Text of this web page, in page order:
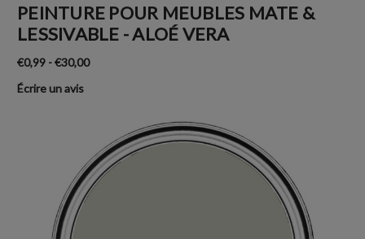
PEINTURE POUR MEUBLES MATE &
LESSIVABLE - ALOÉ VERA
€0,99 - €30,00
Écrire un avis